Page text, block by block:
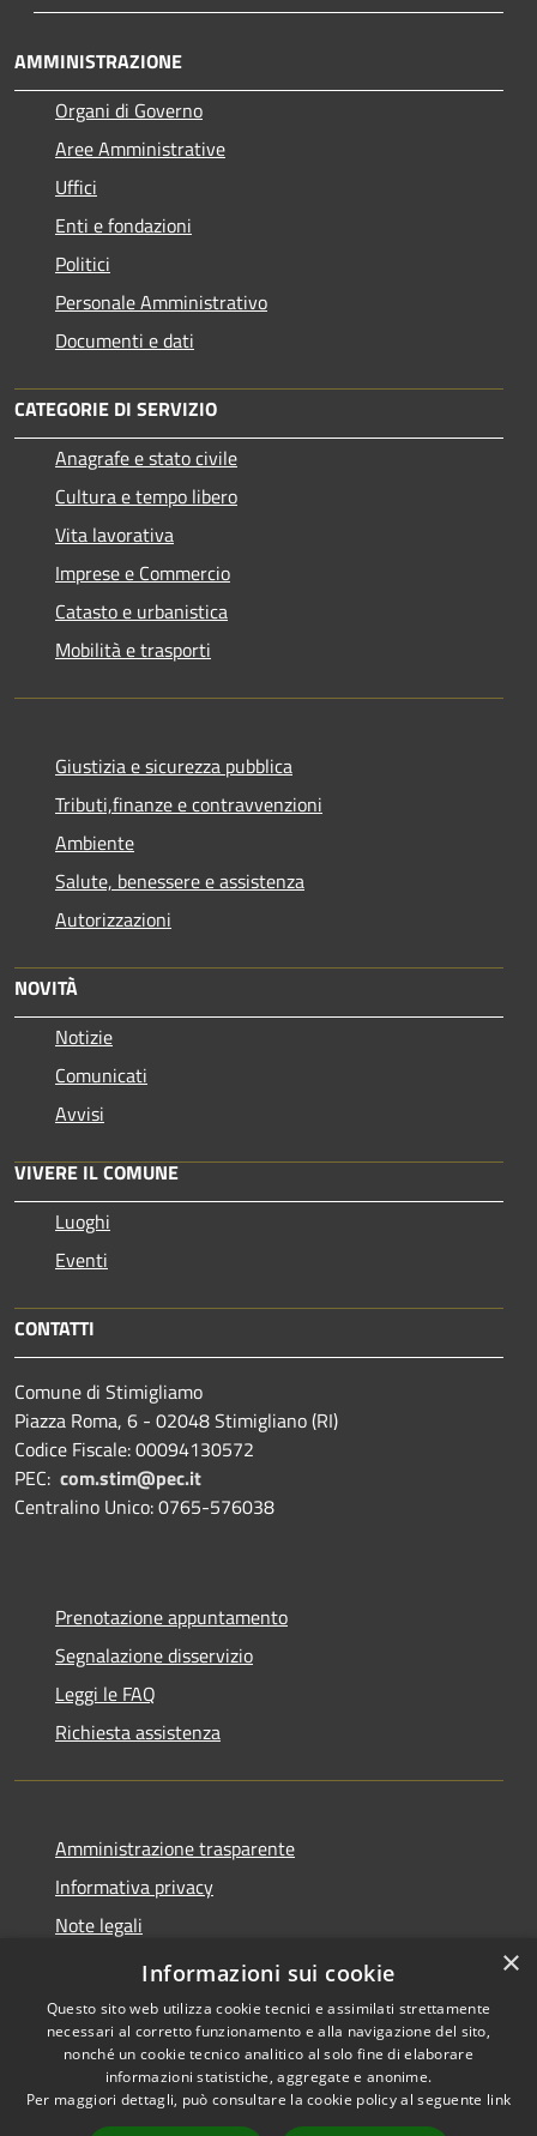
AMMINISTRAZIONE
Organi di Governo
Aree Amministrative
Uffici
Enti e fondazioni
Politici
Personale Amministrativo
Documenti e dati
CATEGORIE DI SERVIZIO
Anagrafe e stato civile
Cultura e tempo libero
Vita lavorativa
Imprese e Commercio
Catasto e urbanistica
Mobilità e trasporti
Giustizia e sicurezza pubblica
Tributi,finanze e contravvenzioni
Ambiente
Salute, benessere e assistenza
Autorizzazioni
NOVITÀ
Notizie
Comunicati
Avvisi
VIVERE IL COMUNE
Luoghi
Eventi
CONTATTI
Comune di Stimigliamo
Piazza Roma, 6 - 02048 Stimigliano (RI)
Codice Fiscale: 00094130572
PEC: com.stim@pec.it
Centralino Unico: 0765-576038
Prenotazione appuntamento
Segnalazione disservizio
Leggi le FAQ
Richiesta assistenza
Amministrazione trasparente
Informativa privacy
Note legali
Dichiarazione di accessibilità
Accessibilità
Copyright © 2026 • Comune di
Stimigliano • Powered by
×
Informazioni sui cookie
Questo sito web utilizza cookie tecnici e assimilati strettamente
necessari al corretto funzionamento e alla navigazione del sito,
nonché un cookie tecnico analitico al solo fine di elaborare
informazioni statistiche, aggregate e anonime.
Per maggiori dettagli, può consultare la cookie policy al seguente link